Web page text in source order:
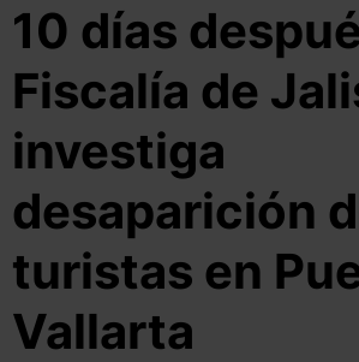
10 días
Fiscalía de
investiga
desaparición
turistas en
Vallarta